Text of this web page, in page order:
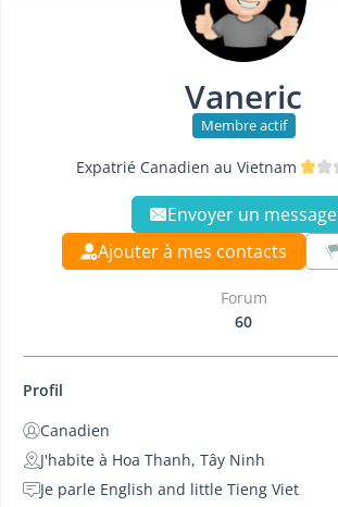
Vaneric
Membre actif
Expatrié Canadien au Vietnam
Envoyer un message
Ajouter à mes contacts
Forum
60
Profil
Canadien
J'habite à Hoa Thanh, Tây Ninh
Je parle English and little Tieng Viet